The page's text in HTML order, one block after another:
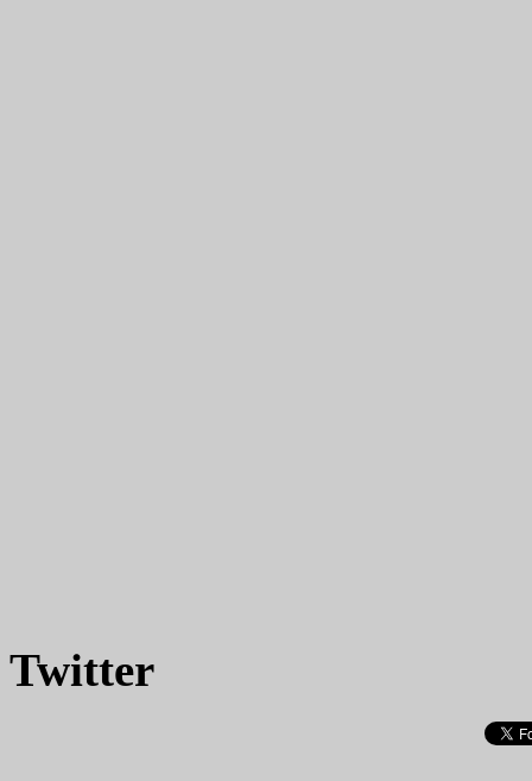
Twitter